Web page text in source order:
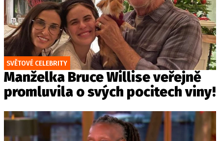
SVĚTOVÉ CELEBRITY
Manželka Bruce Willise veřejně
promluvila o svých pocitech viny!